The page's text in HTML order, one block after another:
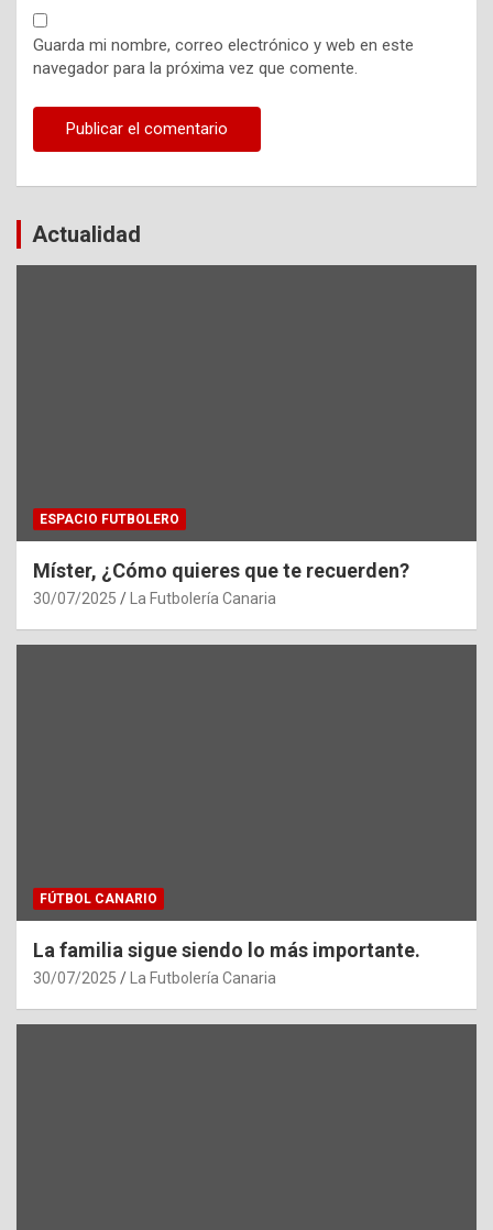
Guarda mi nombre, correo electrónico y web en este
navegador para la próxima vez que comente.
Actualidad
ESPACIO FUTBOLERO
Míster, ¿Cómo quieres que te recuerden?
30/07/2025 La Futbolería Canaria
FÚTBOL CANARIO
La familia sigue siendo lo más importante.
30/07/2025 La Futbolería Canaria